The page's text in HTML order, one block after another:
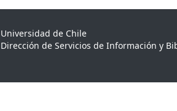
Universidad de Chile
Dirección de Servicios de Información y